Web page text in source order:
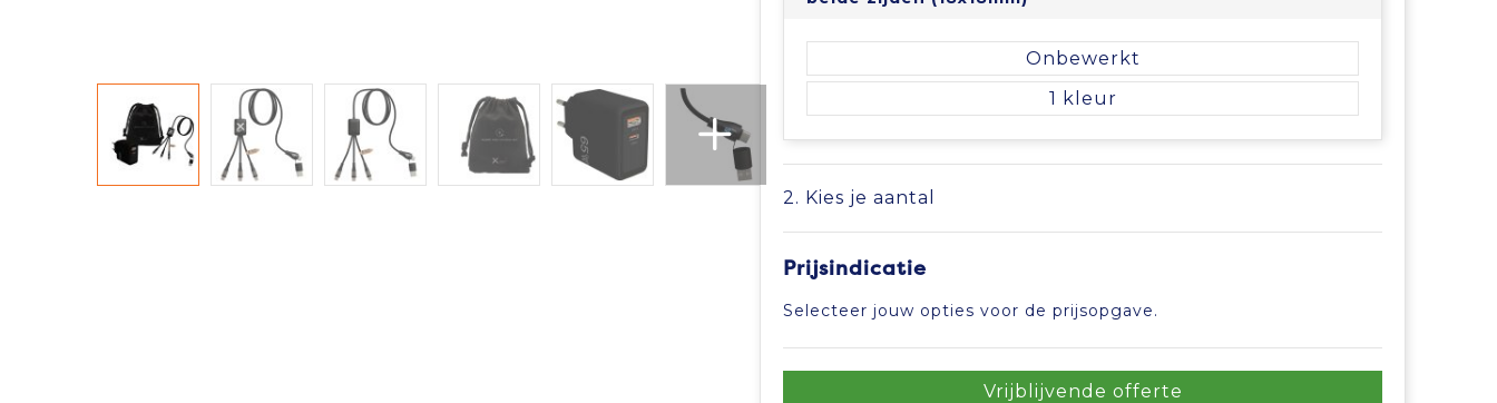
Onbewerkt
1
2. Kies je aantal
Prijsindicatie
Selecteer jouw opties voor de prijsopgave.
Vrijblijvende offerte